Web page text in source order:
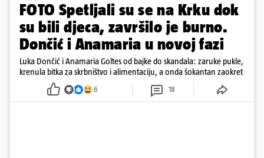
FOTO Spetljali su se na Krku dok
su bili djeca, završilo je burno.
Dončić i Anamaria u novoj fazi
Luka Dončić i Anamaria Goltes od bajke do skandala: zaruke pukle,
krenula bitka za skrbništvo i alimentaciju, a onda šokantan zaokret
6 18